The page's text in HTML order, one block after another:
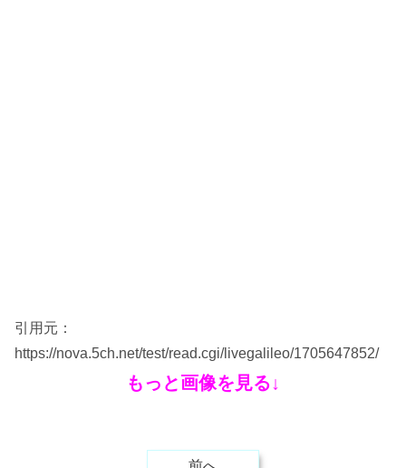
引用元：
https://nova.5ch.net/test/read.cgi/livegalileo/1705647852/
もっと画像を見る↓